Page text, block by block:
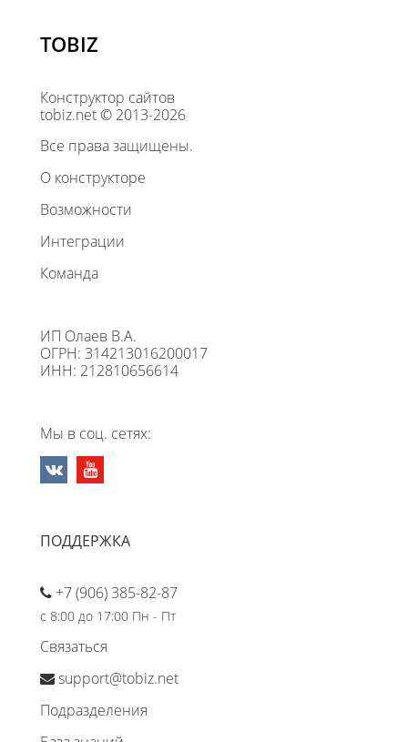
TOBIZ
Конструктор сайтов
tobiz.net © 2013-2026
Все права защищены.
О конструкторе
Возможности
Интеграции
Команда
ИП Олаев В.А.
ОГРН: 314213016200017
ИНН: 212810656614
Мы в соц. сетях:
ПОДДЕРЖКА
+7 (906) 385-82-87
с 8:00 до 17:00 Пн - Пт
Связаться
support@tobiz.net
Подразделения